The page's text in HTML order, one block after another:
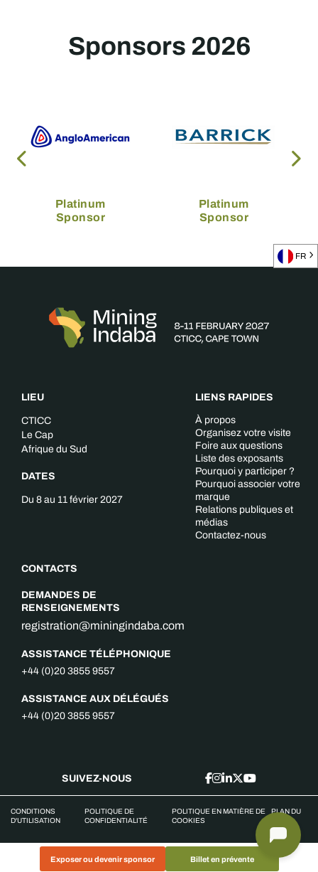
Exposer ou devenir sponsor Billet en prévente
Sponsors 2026
Platinum
Sponsor
Platinum
Sponsor
LIEU
CTICC
Le Cap
Afrique du Sud
DATES
Du 8 au 11 février 2027
CONTACTS
DEMANDES DE
RENSEIGNEMENTS
registration@miningindaba.com
ASSISTANCE TÉLÉPHONIQUE
+44 (0)20 3855 9557
ASSISTANCE AUX DÉLÉGUÉS
+44 (0)20 3855 9557
LIENS RAPIDES
À propos
Organisez votre visite
Foire aux questions
Liste des exposants
Pourquoi y participer ?
Pourquoi associer votre
marque
Relations publiques et
médias
Contactez-nous
SUIVEZ-NOUS
CONDITIONS
D'UTILISATION
POLITIQUE DE
CONFIDENTIALITÉ
POLITIQUE EN MATIÈRE DE
COOKIES
PLAN DU
FR